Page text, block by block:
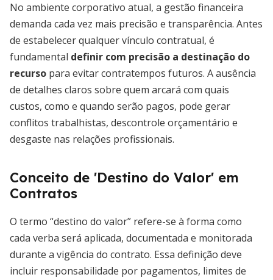
No ambiente corporativo atual, a gestão financeira
demanda cada vez mais precisão e transparência. Antes
de estabelecer qualquer vínculo contratual, é
fundamental definir com precisão a destinação do
recurso para evitar contratempos futuros. A ausência
de detalhes claros sobre quem arcará com quais
custos, como e quando serão pagos, pode gerar
conflitos trabalhistas, descontrole orçamentário e
desgaste nas relações profissionais.
Conceito de 'Destino do Valor' em
Contratos
O termo “destino do valor” refere-se à forma como
cada verba será aplicada, documentada e monitorada
durante a vigência do contrato. Essa definição deve
incluir responsabilidade por pagamentos, limites de